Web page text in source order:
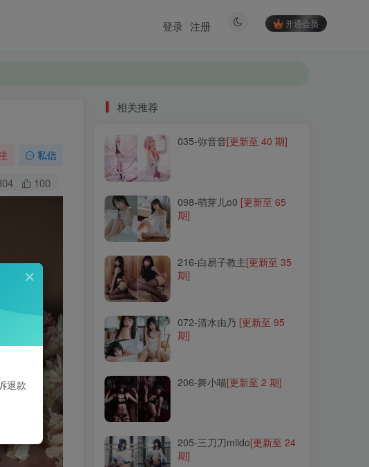
开通会员
登录 注册
私信
100
216-白易子教主
072-清水由乃
206-舞小喵
相关推荐
035-弥音音[更新至 40 期]
098-萌芽儿o0 [更新至 65
期]
216-白易子教主[更新至 35
期]
072-清水由乃 [更新至 95
期]
206-舞小喵[更新至 2 期]
205-三刀刀miido[更新至 24
期]
退款